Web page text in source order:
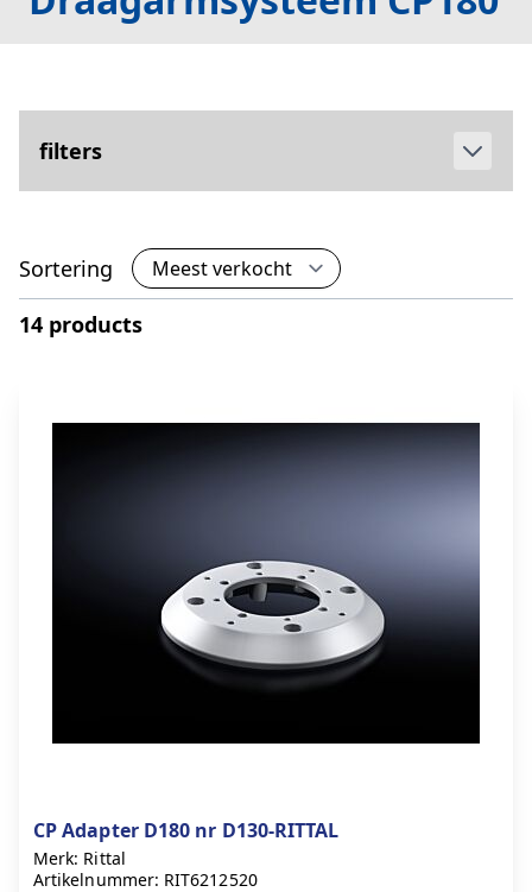
filters
Sortering
14 products
CP Adapter D180 nr D130-RITTAL
Merk: Rittal
Artikelnummer: RIT6212520